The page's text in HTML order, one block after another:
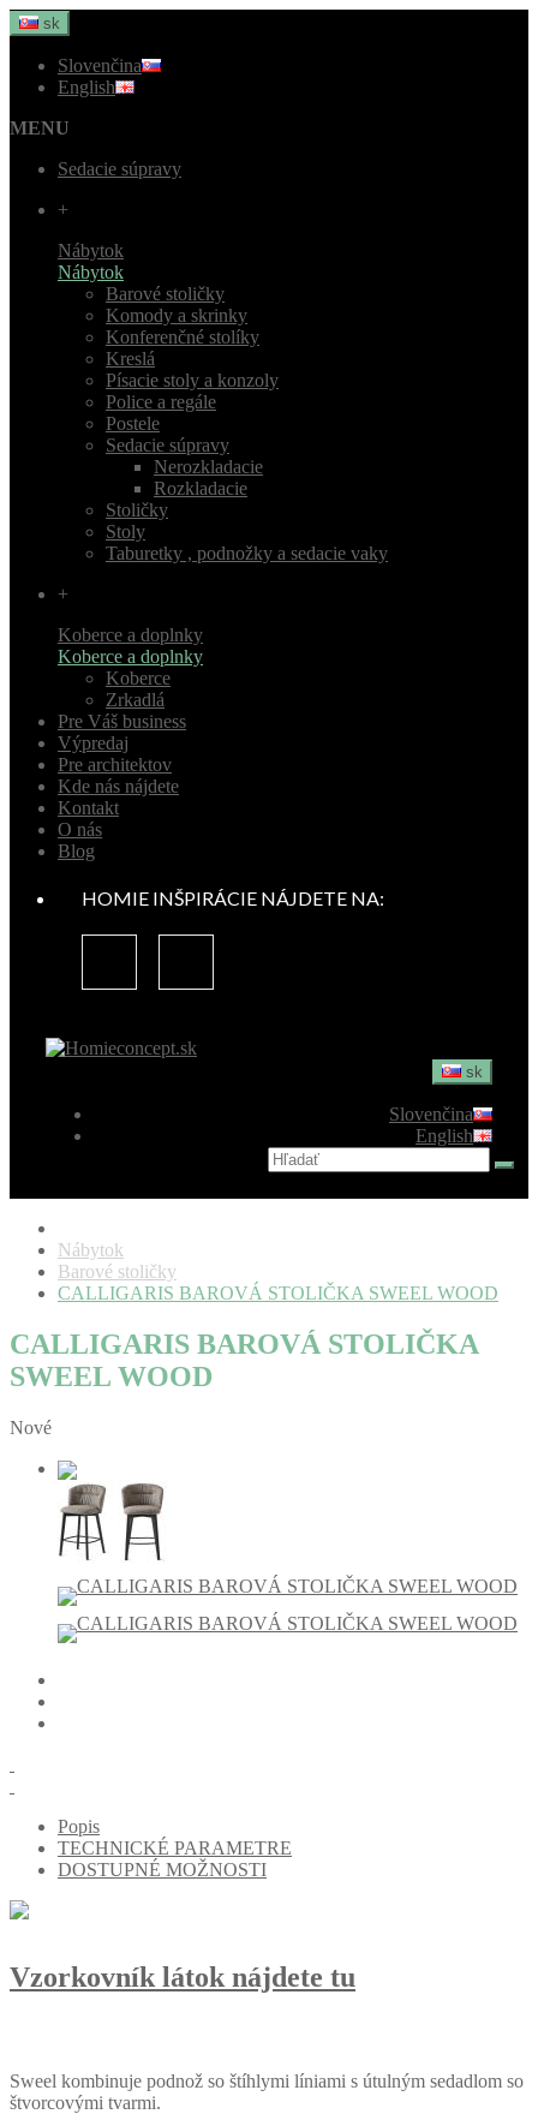
sk
Slovenčina
English
MENU
Sedacie súpravy
+
Nábytok
Nábytok
Barové stoličky
Komody a skrinky
Konferenčné stolíky
Kreslá
Písacie stoly a konzoly
Police a regále
Postele
Sedacie súpravy
Nerozkladacie
Rozkladacie
Stoličky
Stoly
Taburetky , podnožky a sedacie vaky
+
Koberce a doplnky
Koberce a doplnky
Koberce
Zrkadlá
Pre Váš business
Výpredaj
Pre architektov
Kde nás nájdete
Kontakt
O nás
Blog
HOMIE INŠPIRÁCIE NÁJDETE NA:
sk
Slovenčina
English
Nábytok
Barové stoličky
CALLIGARIS BAROVÁ STOLIČKA SWEEL WOOD
CALLIGARIS BAROVÁ STOLIČKA
SWEEL WOOD
Nové
Popis
TECHNICKÉ PARAMETRE
DOSTUPNÉ MOŽNOSTI
Vzorkovník látok nájdete tu
Sweel kombinuje podnož so štíhlymi líniami s útulným sedadlom so
štvorcovými tvarmi.